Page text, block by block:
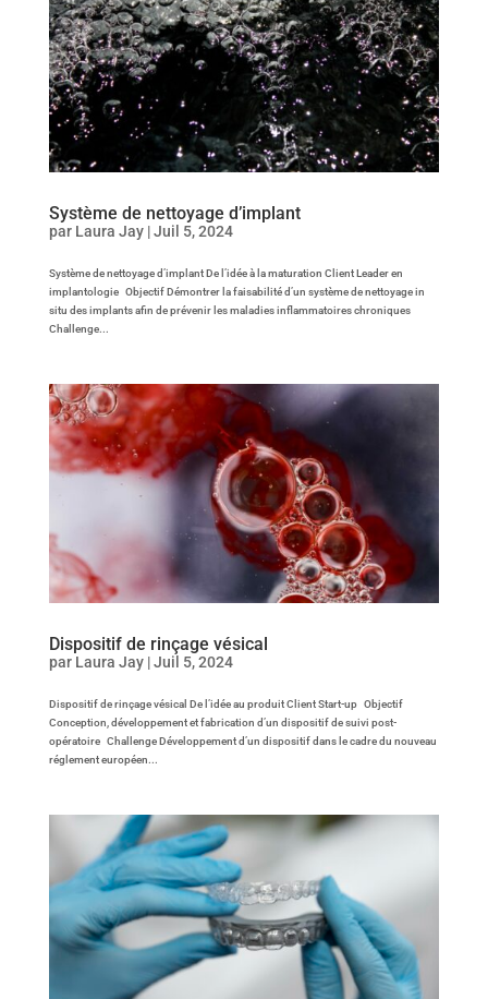
Système de nettoyage d’implant
par Laura Jay|Juil 5, 2024
Système de nettoyage d’implant De l’idée à la maturation Client Leader en
implantologie Objectif Démontrer la faisabilité d’un système de nettoyage in
situ des implants afin de prévenir les maladies inflammatoires chroniques
Challenge...
Dispositif de rinçage vésical
par Laura Jay|Juil 5, 2024
Dispositif de rinçage vésical De l’idée au produit Client Start-up Objectif
Conception, développement et fabrication d’un dispositif de suivi post-
opératoire Challenge Développement d’un dispositif dans le cadre du nouveau
réglement européen...